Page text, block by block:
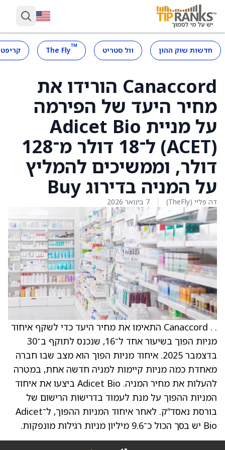
חדשות שוק ההון וול סטריט ™
The Fly
Canaccord הורידו את
מחיר היעד של הפירמה
על מניית Adicet Bio
‏(ACET) ל־18 דולר מ־128
דולר, וממשיכים להמליץ
על המניה בדירוג Buy
דה פליי (TheFly) 7 בינואר 2026
. . Canaccord התאימו את מחיר היעד כדי לשקף איחוד
מניות הפוך בשיעור אחד ל־16, שנכנס לתוקף ב־30
בדצמבר 2025. איחוד מניות הפוך הוא מצב שבו חברה
מאחדת כמה מניות קיימות למניה חדשה אחת, במטרה
להעלות את מחיר המניה. Adicet Bio ביצעו את איחוד
המניות ההפוך על מנת לעמוד בדרישות הרישום של
בורסת נאסד”ק. לאחר איחוד המניות ההפוך, ל־Adicet
Bio יש בסך הכול כ־9.6 מיליון מניות רגילות מונפקות.